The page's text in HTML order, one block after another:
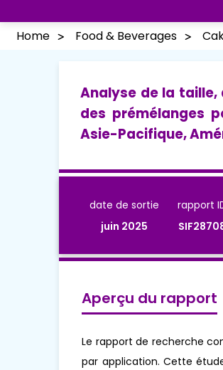
Home Food & Beverages
Analyse de la
des prémélanges
Asie-Pacifique,
date de sortie
juin 2025
rapport
Aperçu du rapport
Le rapport de recherche
par application. Cette